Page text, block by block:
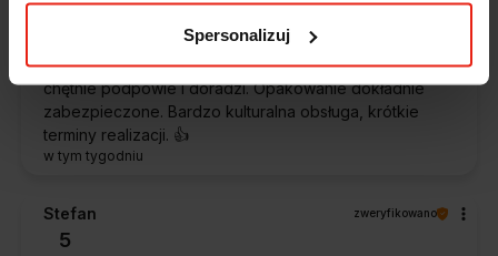
Spersonalizuj
Piotr
Ekspresowa dostawa, super. Obsługa bardzo pomocna,
chętnie podpowie i doradzi. Opakowanie dokładnie
zabezpieczone. Bardzo kulturalna obsługa, krótkie
terminy realizacji. 👍️
w tym tygodniu
Stefan zweryfikowano
5